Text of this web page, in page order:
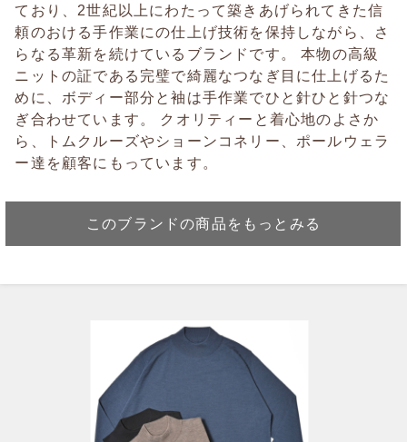
ており、2世紀以上にわたって築きあげられてきた信
頼のおける手作業にの仕上げ技術を保持しながら、さ
らなる革新を続けているブランドです。 本物の高級
ニットの証である完璧で綺麗なつなぎ目に仕上げるた
めに、ボディー部分と袖は手作業でひと針ひと針つな
ぎ合わせています。 クオリティーと着心地のよさか
ら、トムクルーズやショーンコネリー、ポールウェラ
ー達を顧客にもっています。
このブランドの商品をもっとみる